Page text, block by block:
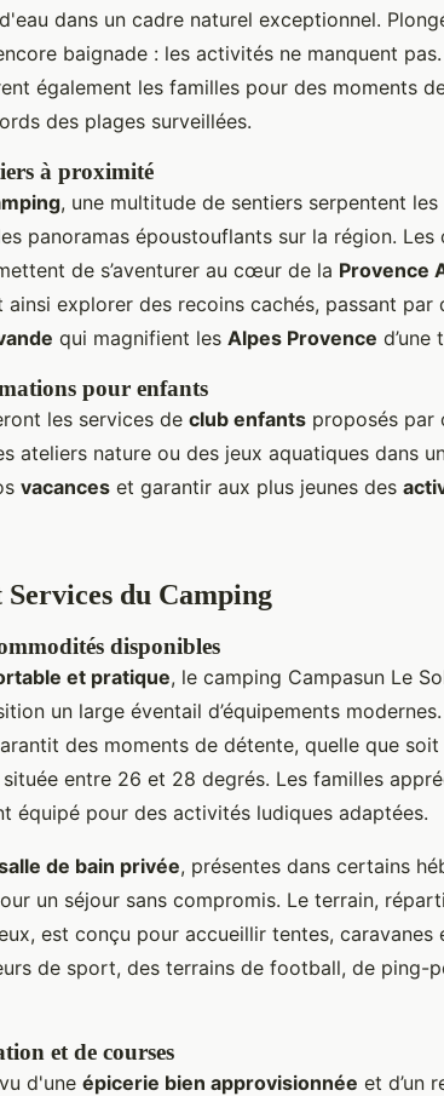
dans un cadre naturel exceptionnel.
baignade : les activités ne manquent
également les familles pour des moments
des plages surveillées.
à proximité
, une multitude de sentiers serpentent
panoramas époustouflants sur la région. Les
de s’aventurer au cœur de la Provence
ainsi explorer des recoins cachés, passant par
qui magnifient les Alpes Provence d’une
pour enfants
les services de club enfants proposés par
ateliers nature ou des jeux aquatiques dans
vacances et garantir aux plus jeunes des
du Camping
disponibles
et pratique, le camping Campasun Le
un large éventail d’équipements
des moments de détente, quelle que
située entre 26 et 28 degrés. Les familles
équipé pour des activités ludiques adaptées.
de bain privée, présentes dans certains
un séjour sans compromis. Le terrain,
est conçu pour accueillir tentes, caravanes
de sport, des terrains de football, de ping-
et de courses
d'une épicerie bien approvisionnée et d’un